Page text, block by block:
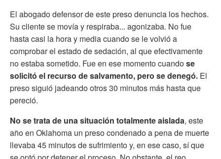
El abogado defensor de este preso denuncia los hechos.
Su cliente se movía y respiraba... agonizaba. No fue
hasta casi la hora y media cuando se le volvió a
comprobar el estado de sedación, al que efectivamente
no estaba sometido. Fue en ese momento cuandose
solicitó el recurso de salvamento, pero se denegó. El
preso siguió jadeando otros 30 minutos más hasta que
pereció.
No se trata de una situación totalmente aislada, este
año en Oklahoma un preso condenado a pena de muerte
llevaba 45 minutos de sufrimiento y, en ese caso, sí que